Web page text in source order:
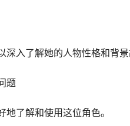
入了解她的人物性格和背景
题
了解和使用这位角色。